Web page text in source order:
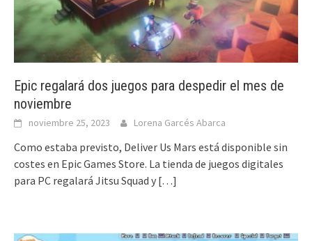
Epic regalará dos juegos para despedir el mes de
noviembre
noviembre 25, 2023 Lorena Garcés Abarca
Como estaba previsto, Deliver Us Mars está disponible sin
costes en Epic Games Store. La tienda de juegos digitales
para PC regalará Jitsu Squad y […]